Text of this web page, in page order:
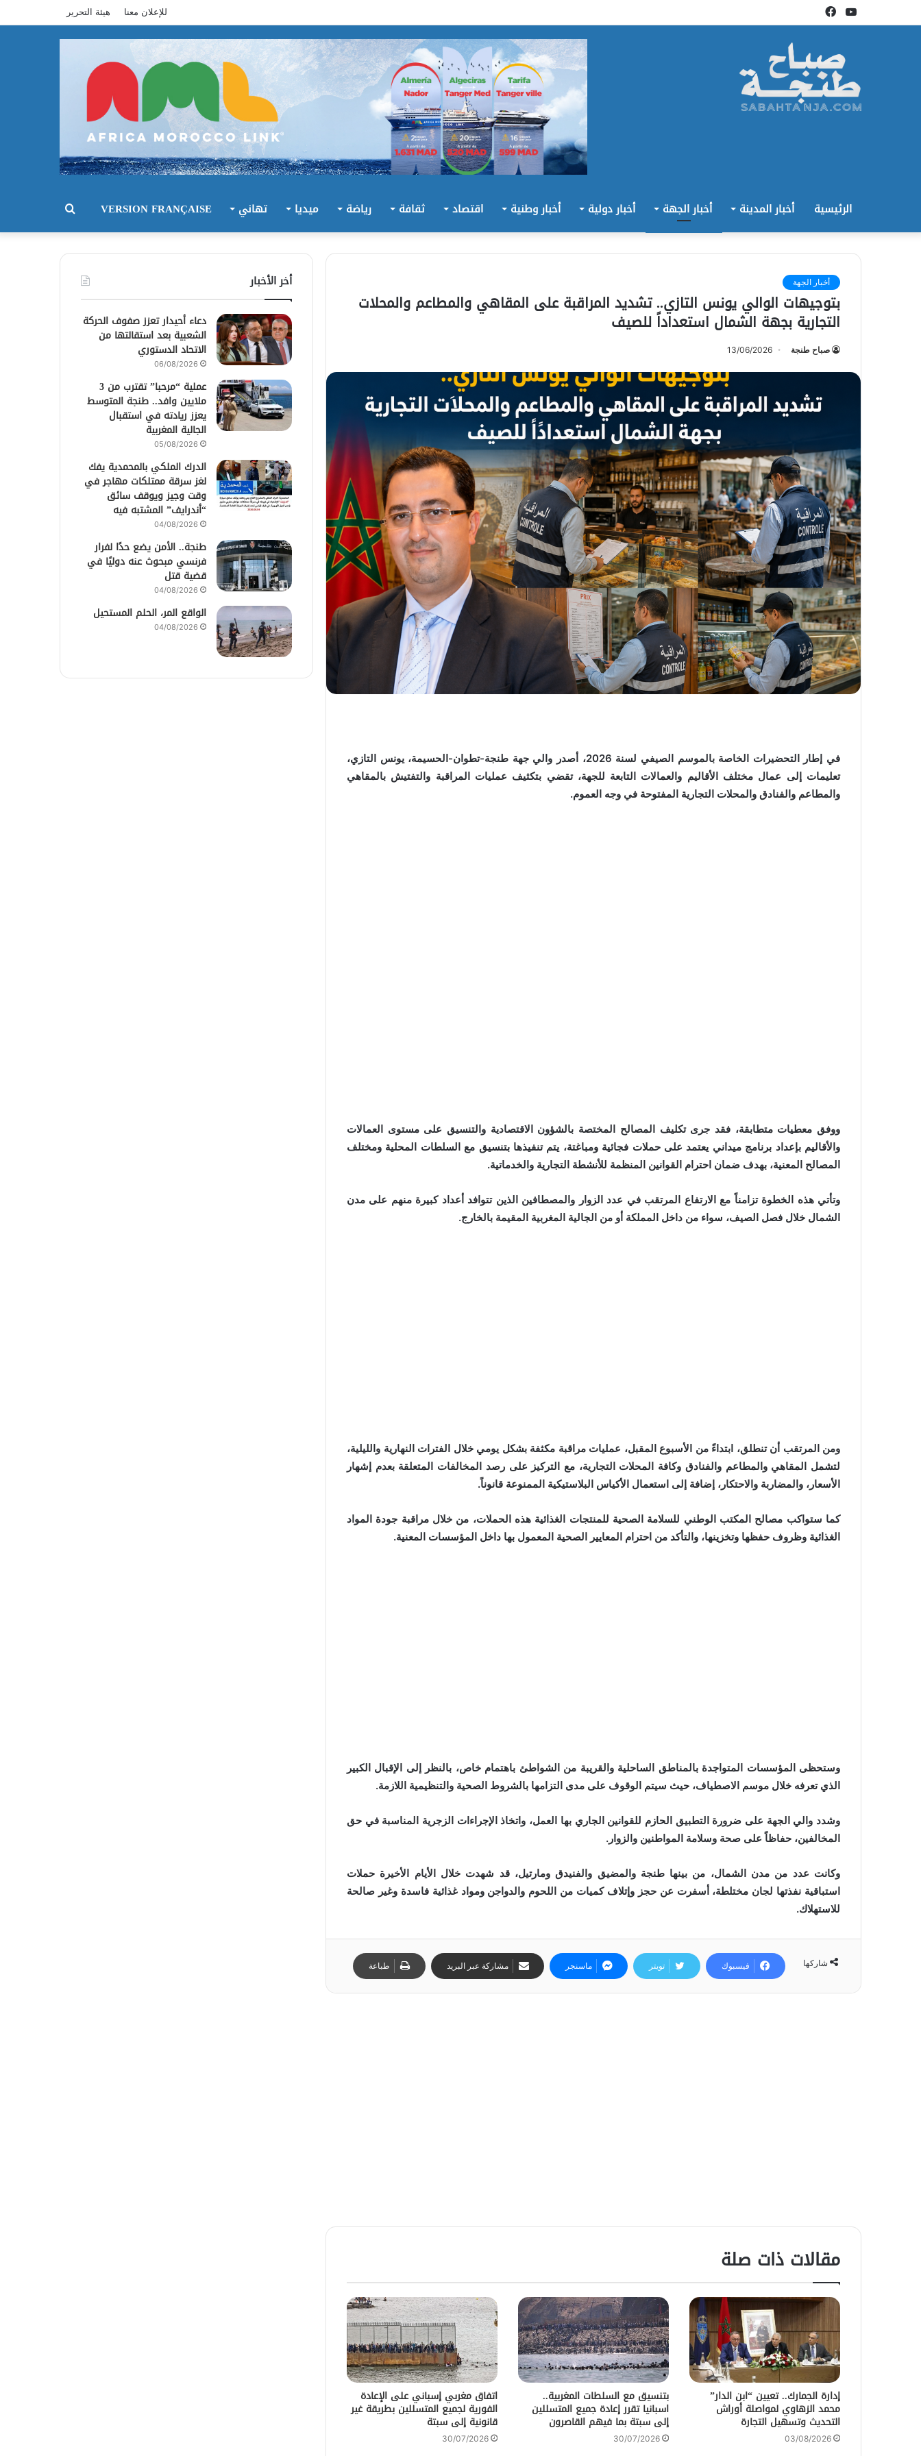
فيسبوكيوتيوب للإعلان معنا هيئة التحرير
الرئيسية أخبار المدينة أخبار الجهة أخبار دولية أخبار وطنية اقتصاد ثقافة رياضة ميديا تهاني VERSION FRANÇAISE بحث
أخبار الجهة
بتوجيهات الوالي يونس التازي.. تشديد المراقبة على المقاهي والمطاعم والمحلات
التجارية بجهة الشمال استعداداً للصيف
صباح طنجة 13/06/2026
في إطار التحضيرات الخاصة بالموسم الصيفي لسنة 2026، أصدر والي جهة طنجة-تطوان-الحسيمة، يونس التازي،
تعليمات إلى عمال مختلف الأقاليم والعمالات التابعة للجهة، تقضي بتكثيف عمليات المراقبة والتفتيش بالمقاهي
والمطاعم والفنادق والمحلات التجارية المفتوحة في وجه العموم.
ووفق معطيات متطابقة، فقد جرى تكليف المصالح المختصة بالشؤون الاقتصادية والتنسيق على مستوى العمالات
والأقاليم بإعداد برنامج ميداني يعتمد على حملات فجائية ومباغتة، يتم تنفيذها بتنسيق مع السلطات المحلية ومختلف
المصالح المعنية، بهدف ضمان احترام القوانين المنظمة للأنشطة التجارية والخدماتية.
وتأتي هذه الخطوة تزامناً مع الارتفاع المرتقب في عدد الزوار والمصطافين الذين تتوافد أعداد كبيرة منهم على مدن
الشمال خلال فصل الصيف، سواء من داخل المملكة أو من الجالية المغربية المقيمة بالخارج.
ومن المرتقب أن تنطلق، ابتداءً من الأسبوع المقبل، عمليات مراقبة مكثفة بشكل يومي خلال الفترات النهارية والليلية،
لتشمل المقاهي والمطاعم والفنادق وكافة المحلات التجارية، مع التركيز على رصد المخالفات المتعلقة بعدم إشهار
الأسعار، والمضاربة والاحتكار، إضافة إلى استعمال الأكياس البلاستيكية الممنوعة قانوناً.
كما ستواكب مصالح المكتب الوطني للسلامة الصحية للمنتجات الغذائية هذه الحملات، من خلال مراقبة جودة المواد
الغذائية وظروف حفظها وتخزينها، والتأكد من احترام المعايير الصحية المعمول بها داخل المؤسسات المعنية.
وستحظى المؤسسات المتواجدة بالمناطق الساحلية والقريبة من الشواطئ باهتمام خاص، بالنظر إلى الإقبال الكبير
الذي تعرفه خلال موسم الاصطياف، حيث سيتم الوقوف على مدى التزامها بالشروط الصحية والتنظيمية اللازمة.
وشدد والي الجهة على ضرورة التطبيق الحازم للقوانين الجاري بها العمل، واتخاذ الإجراءات الزجرية المناسبة في حق
المخالفين، حفاظاً على صحة وسلامة المواطنين والزوار.
وكانت عدد من مدن الشمال، من بينها طنجة والمضيق والفنيدق ومارتيل، قد شهدت خلال الأيام الأخيرة حملات
استباقية نفذتها لجان مختلطة، أسفرت عن حجز وإتلاف كميات من اللحوم والدواجن ومواد غذائية فاسدة وغير صالحة
للاستهلاك.
شاركها فيسبوك تويتر ماسنجر مشاركة عبر البريد طباعة
مقالات ذات صلة
إدارة الجمارك.. تعيين “ابن الدار”
محمد الزهاوي لمواصلة أوراش
التحديث وتسهيل التجارة
03/08/2026
بتنسيق مع السلطات المغربية..
اسبانيا تقرر إعادة جميع المتسللين
إلى سبتة بما فيهم القاصرون
30/07/2026
اتفاق مغربي إسباني على الإعادة
الفورية لجميع المتسللين بطريقة غير
قانونية إلى سبتة
30/07/2026
أخر الأخبار
دعاء أحيدار تعزز صفوف الحركة
الشعبية بعد استقالتها من
الاتحاد الدستوري
06/08/2026
عملية “مرحبا” تقترب من 3
ملايين وافد.. طنجة المتوسط
يعزز ريادته في استقبال
الجالية المغربية
05/08/2026
الدرك الملكي بالمحمدية يفك
لغز سرقة ممتلكات مهاجر في
وقت وجيز ويوقف سائق
“أندرايف” المشتبه فيه
04/08/2026
طنجة.. الأمن يضع حدًا لفرار
فرنسي مبحوث عنه دوليًا في
قضية قتل
04/08/2026
الواقع المر، الحلم المستحيل
04/08/2026